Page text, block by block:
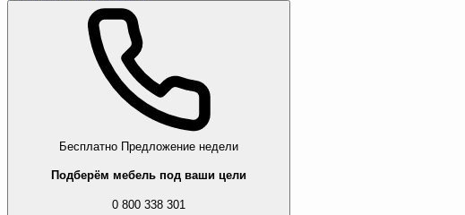
Бесплатно Предложение недели
Подберём мебель под ваши цели
0 800 338 301